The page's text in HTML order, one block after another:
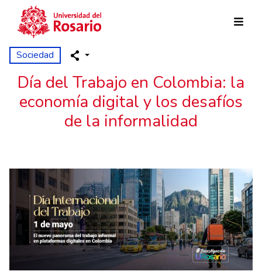
Pasar al contenido principal
Sociedad
Día del Trabajo en Colombia: la
economía digital y los desafíos
de la informalidad